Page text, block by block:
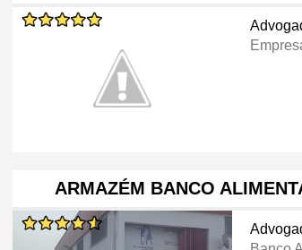
ARMAZÉM BANCO